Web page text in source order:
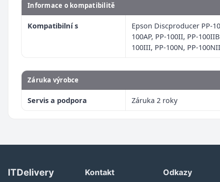
Informace o kompatibilitě
Kompatibilní s
Epson Discproducer PP-
100AP, PP-100II, PP-
100III, PP-100N, PP-100NII
Záruka výrobce
Servis a podpora Záruka 2 roky
ITDelivery
Kontakt
Odkazy